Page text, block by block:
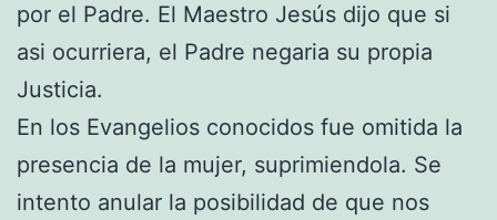
por el Padre. El Maestro Jesús dijo que si
asi ocurriera, el Padre negaria su propia
Justicia.
En los Evangelios conocidos fue omitida la
presencia de la mujer, suprimiendola. Se
intento anular la posibilidad de que nos